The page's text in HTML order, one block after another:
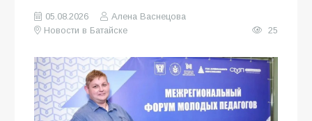
05.08.2026
Алена Васнецова
Новости в Батайске
25